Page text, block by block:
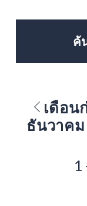
ค้
เดือน
ธันวาคม
1